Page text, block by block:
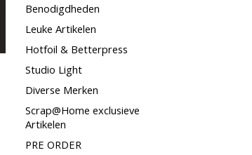
Benodigdheden
Leuke Artikelen
Hotfoil & Betterpress
Studio Light
Diverse Merken
Scrap@Home exclusieve
Artikelen
PRE ORDER